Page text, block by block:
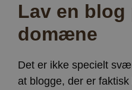
Lav en blog
domæne
Det er ikke specielt
at blogge, der er